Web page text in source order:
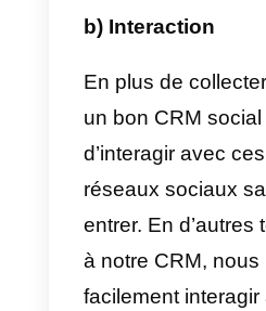
entreprise?
Il n’est pas
question à un
existe
nombreuses
s’intitulent «